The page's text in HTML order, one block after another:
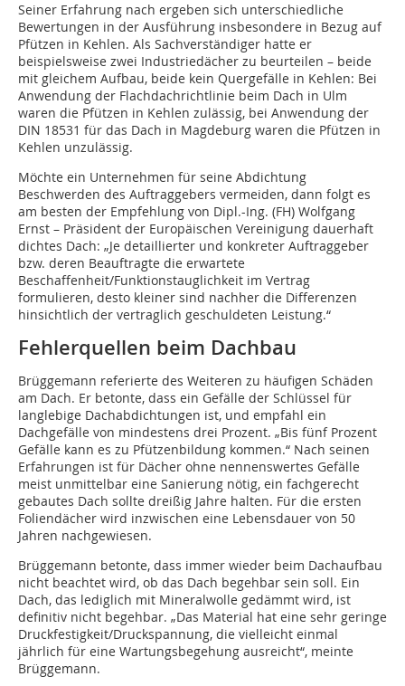
Seiner Erfahrung nach ergeben sich unterschiedliche
Bewertungen in der Ausführung insbesondere in Bezug auf
Pfützen in Kehlen. Als Sachverständiger hatte er
beispielsweise zwei Industriedächer zu beurteilen – beide
mit gleichem Aufbau, beide kein Quergefälle in Kehlen: Bei
Anwendung der Flachdachrichtlinie beim Dach in Ulm
waren die Pfützen in Kehlen zulässig, bei Anwendung der
DIN 18531 für das Dach in Magdeburg waren die Pfützen in
Kehlen unzulässig.
Möchte ein Unternehmen für seine Abdichtung
Beschwerden des Auftraggebers vermeiden, dann folgt es
am besten der Empfehlung von Dipl.-Ing. (FH) Wolfgang
Ernst – Präsident der Europäischen Vereinigung dauerhaft
dichtes Dach: „Je detaillierter und konkreter Auftraggeber
bzw. deren Beauftragte die erwartete
Beschaffenheit/Funktionstauglichkeit im Vertrag
formulieren, desto kleiner sind nachher die Differenzen
hinsichtlich der vertraglich geschuldeten Leistung.“
Fehlerquellen beim Dachbau
Brüggemann referierte des Weiteren zu häufigen Schäden
am Dach. Er betonte, dass ein Gefälle der Schlüssel für
langlebige Dachabdichtungen ist, und empfahl ein
Dachgefälle von mindestens drei Prozent. „Bis fünf Prozent
Gefälle kann es zu Pfützenbildung kommen.“ Nach seinen
Erfahrungen ist für Dächer ohne nennenswertes Gefälle
meist unmittelbar eine Sanierung nötig, ein fachgerecht
gebautes Dach sollte dreißig Jahre halten. Für die ersten
Foliendächer wird inzwischen eine Lebensdauer von 50
Jahren nachgewiesen.
Brüggemann betonte, dass immer wieder beim Dachaufbau
nicht beachtet wird, ob das Dach begehbar sein soll. Ein
Dach, das lediglich mit Mineralwolle gedämmt wird, ist
definitiv nicht begehbar. „Das Material hat eine sehr geringe
Druckfestigkeit/Druckspannung, die vielleicht einmal
jährlich für eine Wartungsbegehung ausreicht“, meinte
Brüggemann.